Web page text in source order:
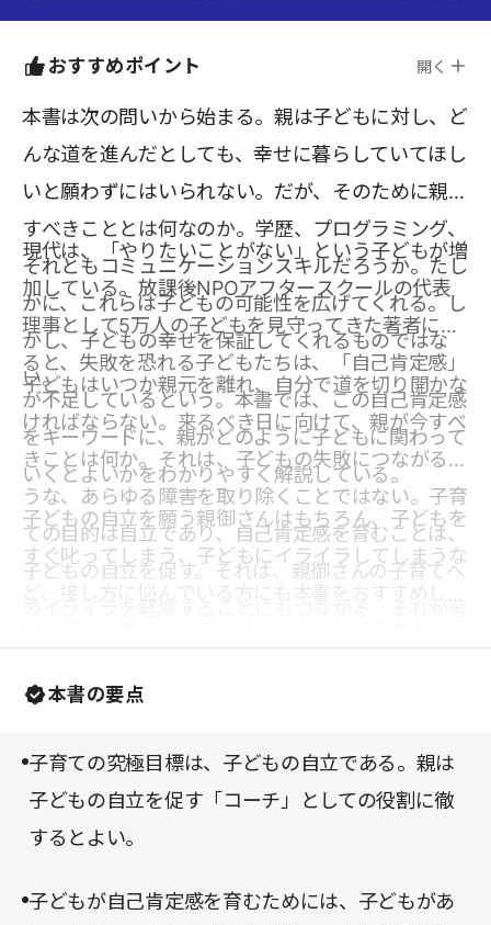
おすすめポイント 開く
本書は次の問いから始まる。親は子どもに対し、ど
んな道を進んだとしても、幸せに暮らしていてほし
いと願わずにはいられない。だが、そのために親が
すべきこととは何なのか。学歴、プログラミング、
それともコミュニケーションスキルだろうか。たし
かに、これらは子どもの可能性を広げてくれる。し
かし、子どもの幸せを保証してくれるものではな
い。
現代は、「やりたいことがない」という子どもが増
加している。放課後NPOアフタースクールの代表
理事として5万人の子どもを見守ってきた著者によ
ると、失敗を恐れる子どもたちは、「自己肯定感」
が不足しているという。本書では、この自己肯定感
をキーワードに、親がどのように子どもに関わって
いくとよいかをわかりやすく解説している。
子どもはいつか親元を離れ、自分で道を切り開かな
ければならない。来るべき日に向けて、親が今すべ
きことは何か。それは、子どもの失敗につながるよ
うな、あらゆる障害を取り除くことではない。子育
ての目的は自立であり、自己肯定感を育むことは、
子どもの自立を促す。それは、親御さんの子育てへ
者の一貫した主張だ。
子どもの自立を願う親御さんはもちろん、子どもを
すぐ叱ってしまう、子どもにイライラしてしまうな
ど、接し方に悩んでいる方にも本書をおすすめした
ある。
本書の要点
子育ての究極目標は、子どもの自立である。親は
子どもの自立を促す「コーチ」としての役割に徹
するとよい。
子どもが自己肯定感を育むためには、子どもがあ